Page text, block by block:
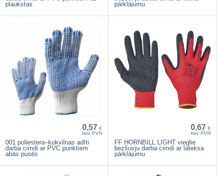
plaukstas
pārklājumu
0,57 €
bez PVN
001 poliestera–kokvilnas adīti
darba cimdi ar PVC punktiem
abās pusēs
0,67 €
bez PVN
FF HORNBILL LIGHT vieglie
bezšuvju darba cimdi ar lateksa
pārklājumu